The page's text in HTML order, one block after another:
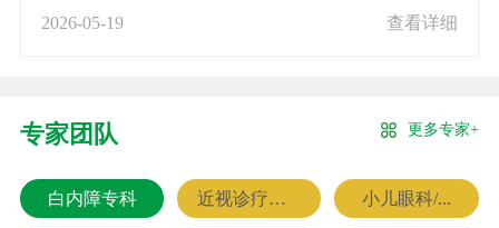
2026-05-19 查看详细
专家团队 更多专家+
白内障专科 近视诊疗专科 小儿眼科/...